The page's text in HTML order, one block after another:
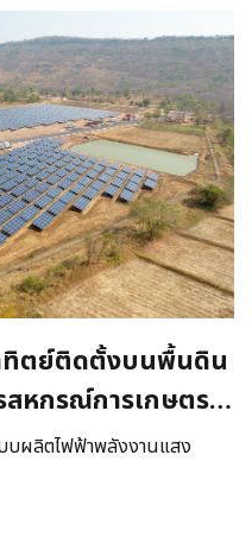
ทิตย์ติดตั้งบนพื้นดิน
สหกรณ์การเกษตร
บผลิตไฟฟ้าพลังงานแสง